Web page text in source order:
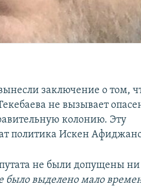
заключение о том,
не вызывает
колонию. Эту
политика Искен
не были допущены ни
было выделено мало